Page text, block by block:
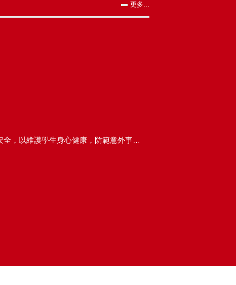
【通知】本校「115年暑假期間學生活動安全注意事項」宣導資料，請全校師生共同注意暑期安全，以維護學生身心健康，防範意外事件發生。
更多...